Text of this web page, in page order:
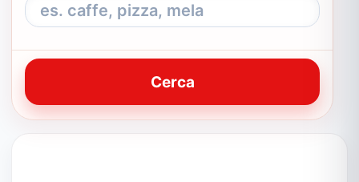
Cerca